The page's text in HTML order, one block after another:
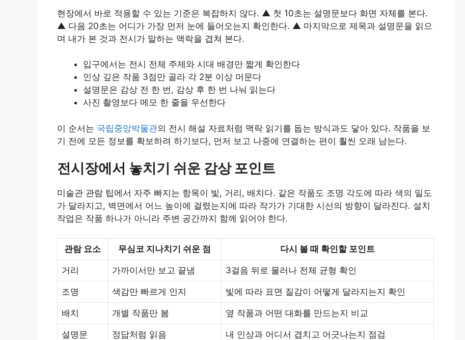
현장에서 바로 적용할 수 있는 기준은 복잡하지 않다. ▲ 첫 10초는 설명문보다 화면 자체를 본다.
▲ 다음 20초는 어디가 가장 먼저 눈에 들어오는지 확인한다. ▲ 마지막으로 제목과 설명문을 읽으
며 내가 본 것과 전시가 말하는 맥락을 겹쳐 본다.
입구에서는 전시 전체 주제와 시대 배경만 짧게 확인한다
인상 깊은 작품 3점만 골라 각 2분 이상 머문다
설명문은 감상 전 한 번, 감상 후 한 번 나눠 읽는다
사진 촬영보다 메모 한 줄을 우선한다
이 순서는 국립중앙박물관의 전시 해설 자료처럼 맥락 읽기를 돕는 방식과도 닿아 있다. 작품을 보
기 전에 모든 정보를 확보하려 하기보다, 먼저 보고 나중에 연결하는 편이 훨씬 오래 남는다.
전시장에서 놓치기 쉬운 감상 포인트
미술관 관람 팁에서 자주 빠지는 항목이 빛, 거리, 배치다. 같은 작품도 조명 각도에 따라 색의 밀도
가 달라지고, 벽면에서 어느 높이에 걸렸는지에 따라 작가가 기대한 시선의 방향이 달라진다. 설치
작업은 작품 하나가 아니라 주변 공간까지 함께 읽어야 한다.
관람 요소 무심코 지나치기 쉬운 점 다시 볼 때 확인할 포인트
거리 가까이서만 보고 끝냄 3걸음 뒤로 물러나 전체 균형 확인
조명 색감만 빠르게 인지 빛에 따라 표면 질감이 어떻게 달라지는지 확인
배치 개별 작품만 봄 옆 작품과 어떤 대화를 만드는지 비교
설명문 정답처럼 읽음 내 인상과 어디서 겹치고 어긋나는지 점검